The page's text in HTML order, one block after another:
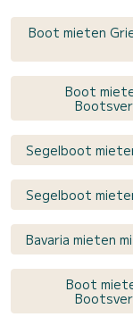
Boot mieten
Boot
Segelboot
Segelboot
Bavaria mieten
Boot